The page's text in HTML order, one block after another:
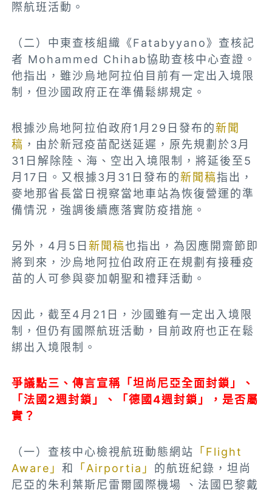
際航班活動。
（二）中東查核組織《Fatabyyano》查核記
者 Mohammed Chihab協助查核中心查證。
他指出，雖沙烏地阿拉伯目前有一定出入境限
制，但沙國政府正在準備鬆綁規定。
根據沙烏地阿拉伯政府1月29日發布的新聞
稿 ，由於新冠疫苗配送延遲，原先規劃於3月
31日解除陸、海、空出入境限制，將延後至5
月17日。又根據3月31日發布的新聞稿指出，
麥地那省長當日視察當地車站為恢復營運的準
備情況，強調後續應落實防疫措施。
另外，4月5日新聞稿也指出，為因應開齋節即
將到來，沙烏地阿拉伯政府正在規劃有接種疫
苗的人可參與麥加朝聖和禮拜活動。
因此，截至4月21日，沙國雖有一定出入境限
制，但仍有國際航班活動，目前政府也正在鬆
綁出入境限制。
爭議點三、傳言宣稱「坦尚尼亞全面封鎖」、
「法國2週封鎖」、「德國4週封鎖」，是否屬
實？
（一）查核中心檢視航班動態網站
「Flight
Aware」和 「Airportia」 的航班紀錄，坦尚
尼亞的朱利葉斯尼雷爾國際機場 、法國巴黎戴